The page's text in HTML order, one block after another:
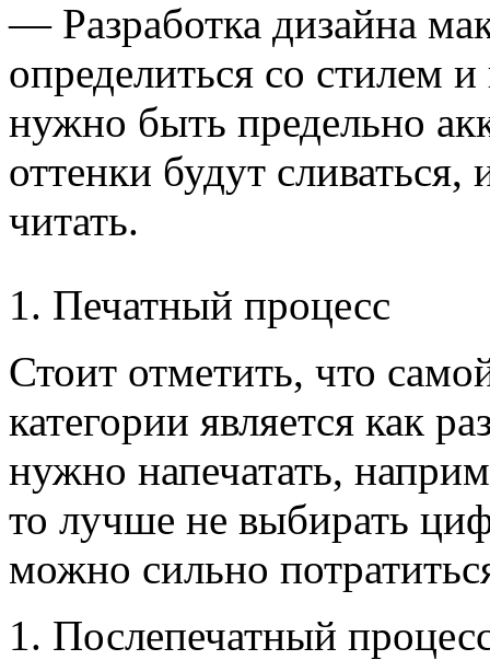
— Разработка дизайна
определиться со стилем
нужно быть предельно
оттенки будут
читать.
Печатный процесс
Стоит отметить, что
категории является как
нужно напечатать,
то лучше не выбирать
можно сильно
Послепечатный